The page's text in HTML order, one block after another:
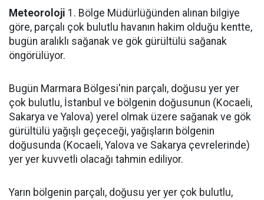
Meteoroloji 1. Bölge Müdürlüğünden alınan bilgiye
göre, parçalı çok bulutlu havanın hakim olduğu kentte,
bugün aralıklı sağanak ve gök gürültülü sağanak
öngörülüyor.
Bugün Marmara Bölgesi'nin parçalı, doğusu yer yer
çok bulutlu, İstanbul ve bölgenin doğusunun (Kocaeli,
Sakarya ve Yalova) yerel olmak üzere sağanak ve gök
gürültülü yağışlı geçeceği, yağışların bölgenin
doğusunda (Kocaeli, Yalova ve Sakarya çevrelerinde)
yer yer kuvvetli olacağı tahmin ediliyor.
Yarın bölgenin parçalı, doğusu yer yer çok bulutlu,